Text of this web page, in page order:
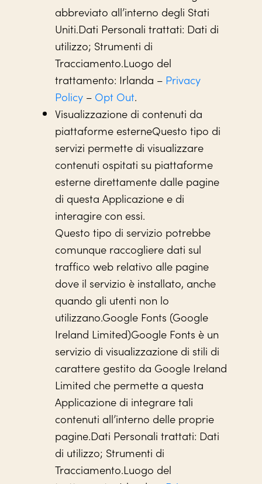
abbreviato all’interno degli Stati
Uniti.Dati Personali trattati: Dati di
utilizzo; Strumenti di
Tracciamento.Luogo del
trattamento: Irlanda – Privacy
Policy– Opt Out.
Visualizzazione di contenuti da
piattaforme esterneQuesto tipo di
servizi permette di visualizzare
contenuti ospitati su piattaforme
esterne direttamente dalle pagine
di questa Applicazione e di
interagire con essi.
Questo tipo di servizio potrebbe
comunque raccogliere dati sul
traffico web relativo alle pagine
dove il servizio è installato, anche
quando gli utenti non lo
utilizzano.Google Fonts (Google
Ireland Limited)Google Fonts è un
servizio di visualizzazione di stili di
carattere gestito da Google Ireland
Limited che permette a questa
Applicazione di integrare tali
contenuti all’interno delle proprie
pagine.Dati Personali trattati: Dati
di utilizzo; Strumenti di
Tracciamento.Luogo del